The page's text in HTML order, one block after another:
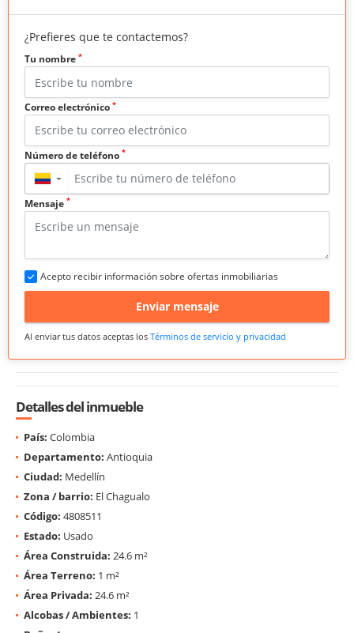
¿Prefieres que te contactemos?
Tu nombre *
Correo electrónico *
Número de teléfono *
▼
Mensaje *
Acepto recibir información sobre ofertas inmobiliarias
Enviar mensaje
Al enviar tus datos aceptas los Términos de servicio y privacidad
Detalles del inmueble
País: Colombia
Departamento: Antioquia
Ciudad: Medellín
Zona / barrio: El Chagualo
Código: 4808511
Estado: Usado
Área Construida: 24.6 m²
Área Terreno: 1 m²
Área Privada: 24.6 m²
Alcobas / Ambientes: 1